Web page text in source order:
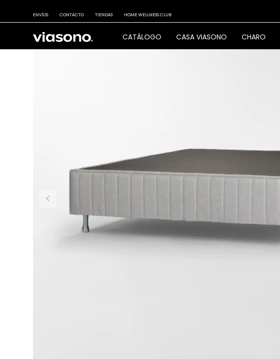
CATÁLOGO CASA VIASONO CHARO
ENVÍOS CONTACTO TIENDAS HOME WELLNESS CLUB